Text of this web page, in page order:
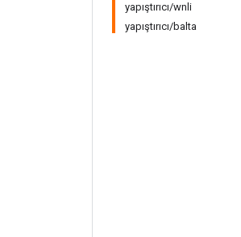
yapıştırıcı/wnli
yapıştırıcı/balta